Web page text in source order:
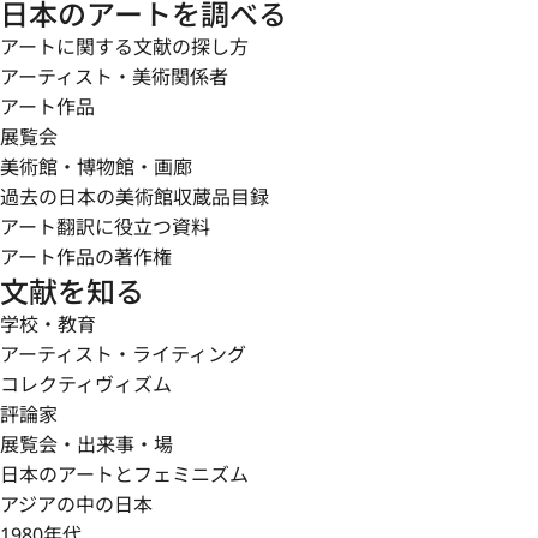
日本のアートを調べる
アートに関する文献の探し方
アーティスト・美術関係者
アート作品
展覧会
美術館・博物館・画廊
過去の日本の美術館収蔵品目録
アート翻訳に役立つ資料
アート作品の著作権
文献を知る
学校・教育
アーティスト・ライティング
コレクティヴィズム
評論家
展覧会・出来事・場
日本のアートとフェミニズム
アジアの中の日本